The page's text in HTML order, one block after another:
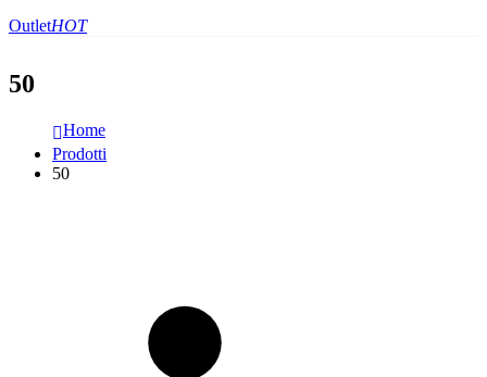
OutletHOT
50
Home
Prodotti
50